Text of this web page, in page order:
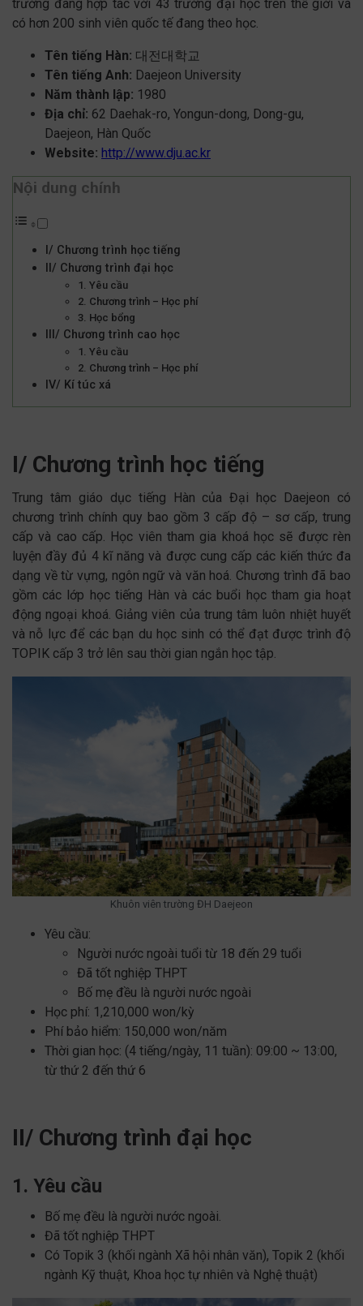
trường đang hợp tác với 43 trường đại học trên thế giới và
có hơn 200 sinh viên quốc tế đang theo học.
Tên tiếng Hàn: 대전대학교
Tên tiếng Anh: Daejeon University
Năm thành lập: 1980
Địa chỉ: 62 Daehak-ro, Yongun-dong, Dong-gu,
Daejeon, Hàn Quốc
Website: http://www.dju.ac.kr
Nội dung chính
I/ Chương trình học tiếng
II/ Chương trình đại học
1. Yêu cầu
2. Chương trình – Học phí
3. Học bổng
III/ Chương trình cao học
1. Yêu cầu
2. Chương trình – Học phí
IV/ Kí túc xá
I/ Chương trình học tiếng
Trung tâm giáo dục tiếng Hàn của Đại học Daejeon có
chương trình chính quy bao gồm 3 cấp độ – sơ cấp, trung
cấp và cao cấp. Học viên tham gia khoá học sẽ được rèn
luyện đầy đủ 4 kĩ năng và được cung cấp các kiến thức đa
dạng về từ vựng, ngôn ngữ và văn hoá. Chương trình đã bao
gồm các lớp học tiếng Hàn và các buổi học tham gia hoạt
động ngoại khoá. Giảng viên của trung tâm luôn nhiệt huyết
và nỗ lực để các bạn du học sinh có thể đạt được trình độ
TOPIK cấp 3 trở lên sau thời gian ngắn học tập.
Khuôn viên trường ĐH Daejeon
Yêu cầu:
Người nước ngoài tuổi từ 18 đến 29 tuổi
Đã tốt nghiệp THPT
Bố mẹ đều là người nước ngoài
Học phí: 1,210,000 won/kỳ
Phí bảo hiểm: 150,000 won/năm
Thời gian học: (4 tiếng/ngày, 11 tuần): 09:00 ~ 13:00,
từ thứ 2 đến thứ 6
II/ Chương trình đại học
1. Yêu cầu
Bố mẹ đều là người nước ngoài.
Đã tốt nghiệp THPT
Có Topik 3 (khối ngành Xã hội nhân văn), Topik 2 (khối
ngành Kỹ thuật, Khoa học tự nhiên và Nghệ thuật)